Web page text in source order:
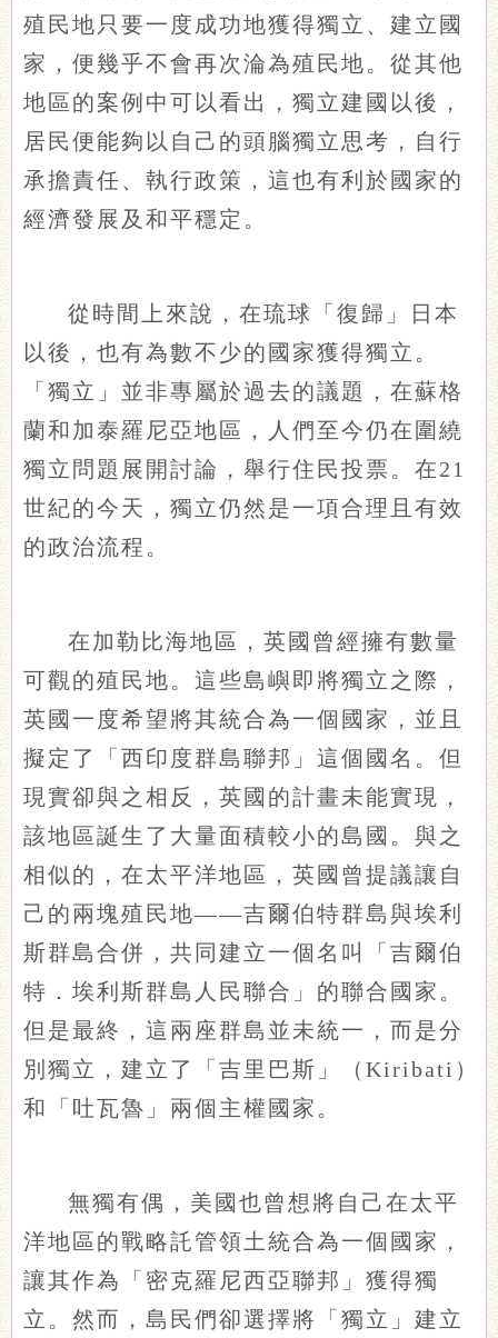
殖民地只要一度成功地獲得獨立、建立國
家，便幾乎不會再次淪為殖民地。從其他
地區的案例中可以看出，獨立建國以後，
居民便能夠以自己的頭腦獨立思考，自行
承擔責任、執行政策，這也有利於國家的
經濟發展及和平穩定。
從時間上來說，在琉球「復歸」日本
以後，也有為數不少的國家獲得獨立。
「獨立」並非專屬於過去的議題，在蘇格
蘭和加泰羅尼亞地區，人們至今仍在圍繞
獨立問題展開討論，舉行住民投票。在21
世紀的今天，獨立仍然是一項合理且有效
的政治流程。
在加勒比海地區，英國曾經擁有數量
可觀的殖民地。這些島嶼即將獨立之際，
英國一度希望將其統合為一個國家，並且
擬定了「西印度群島聯邦」這個國名。但
現實卻與之相反，英國的計畫未能實現，
該地區誕生了大量面積較小的島國。與之
相似的，在太平洋地區，英國曾提議讓自
己的兩塊殖民地——吉爾伯特群島與埃利
斯群島合併，共同建立一個名叫「吉爾伯
特．埃利斯群島人民聯合」的聯合國家。
但是最終，這兩座群島並未統一，而是分
別獨立，建立了「吉里巴斯」（Kiribati）
和「吐瓦魯」兩個主權國家。
無獨有偶，美國也曾想將自己在太平
洋地區的戰略託管領土統合為一個國家，
讓其作為「密克羅尼西亞聯邦」獲得獨
立。然而，島民們卻選擇將「獨立」建立